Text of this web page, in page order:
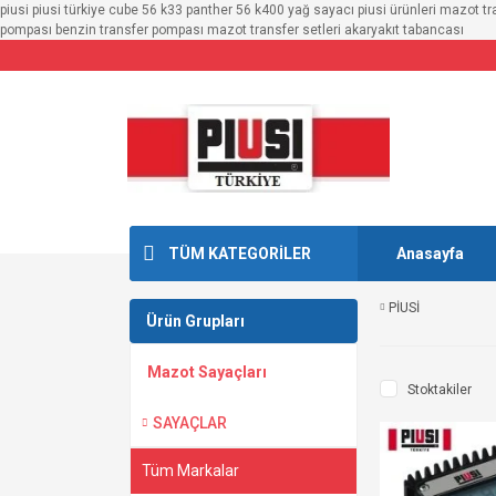
piusi piusi türkiye cube 56 k33 panther 56 k400 yağ sayacı piusi ürünleri mazot
pompası benzin transfer pompası mazot transfer setleri akaryakıt tabancası
TÜM KATEGORİLER Anasayfa
Ürün Grupları
Mazot Sayaçları
SAYAÇLAR
Tüm Markalar
PİUSİ
Stoktakiler